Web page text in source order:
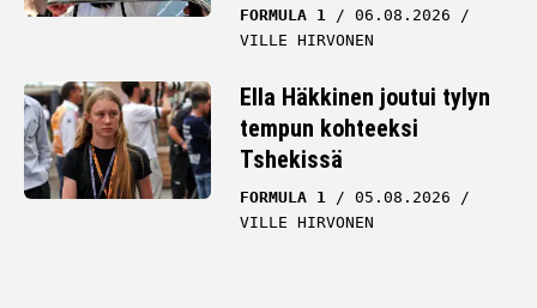
FORMULA 1
06.08.2026
VILLE HIRVONEN
Ella Häkkinen joutui tylyn
tempun kohteeksi
Tshekissä
FORMULA 1
05.08.2026
VILLE HIRVONEN